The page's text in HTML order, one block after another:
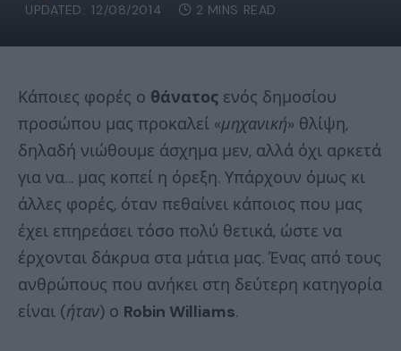
UPDATED: 12/08/2014 2 MINS READ
Κάποιες φορές ο θάνατος ενός δημοσίου
προσώπου μας προκαλεί «μηχανική» θλίψη,
δηλαδή νιώθουμε άσχημα μεν, αλλά όχι αρκετά
για να… μας κοπεί η όρεξη. Υπάρχουν όμως κι
άλλες φορές, όταν πεθαίνει κάποιος που μας
έχει επηρεάσει τόσο πολύ θετικά, ώστε να
έρχονται δάκρυα στα μάτια μας. Ένας από τους
ανθρώπους που ανήκει στη δεύτερη κατηγορία
είναι (ήταν) ο Robin Williams.